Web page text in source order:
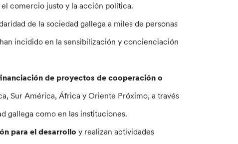
comercio justo y la acción política.
de la sociedad gallega a miles de personas
incidido en la sensibilización y concienciación
de proyectos de cooperación o
Sur América, África y Oriente Próximo, a través
gallega como en las instituciones.
para el desarrolloy realizan actividades